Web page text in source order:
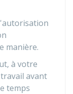
manière.
à votre
avant
temps